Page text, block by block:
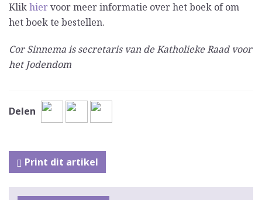
Klikhiervoor meer informatie over het boek of om
het boek te bestellen.
Cor Sinnema is secretaris van de Katholieke Raad voor
het Jodendom
Delen
Print dit artikel